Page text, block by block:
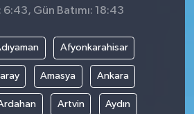
Gün Batımı: 18:43
Afyonkarahisar
Amasya Ankara
Artvin Aydın